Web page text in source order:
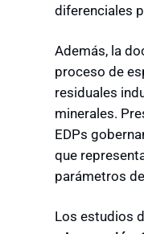
diferenciales
Además, la
proceso de
residuales
minerales.
EDPs
que
parámetros
Los estudios